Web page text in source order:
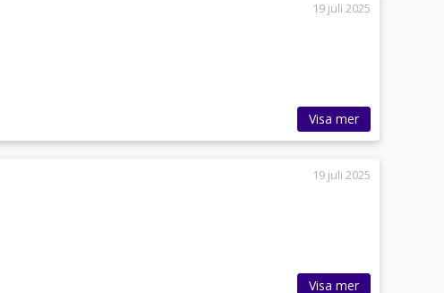
19 juli 2025
Visa mer
19 juli 2025
Visa mer